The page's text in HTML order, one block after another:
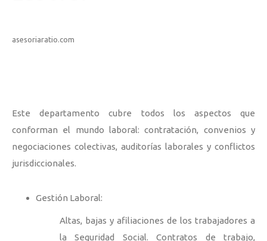
asesoriaratio.com
Este departamento cubre todos los aspectos que
conforman el mundo laboral: contratación, convenios y
negociaciones colectivas, auditorías laborales y conflictos
jurisdiccionales.
Gestión Laboral:
Altas, bajas y afiliaciones de los trabajadores a
la Seguridad Social. Contratos de trabajo,